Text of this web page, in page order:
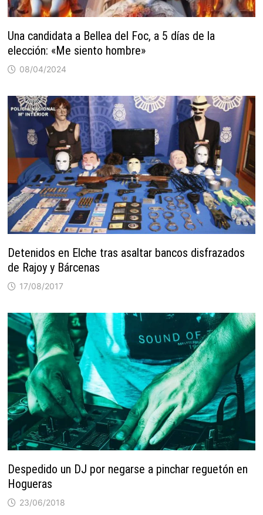
Una candidata a Bellea del Foc, a 5 días de la
elección: «Me siento hombre»
08/04/2024
Detenidos en Elche tras asaltar bancos disfrazados
de Rajoy y Bárcenas
17/08/2017
Despedido un DJ por negarse a pinchar reguetón en
Hogueras
23/06/2018